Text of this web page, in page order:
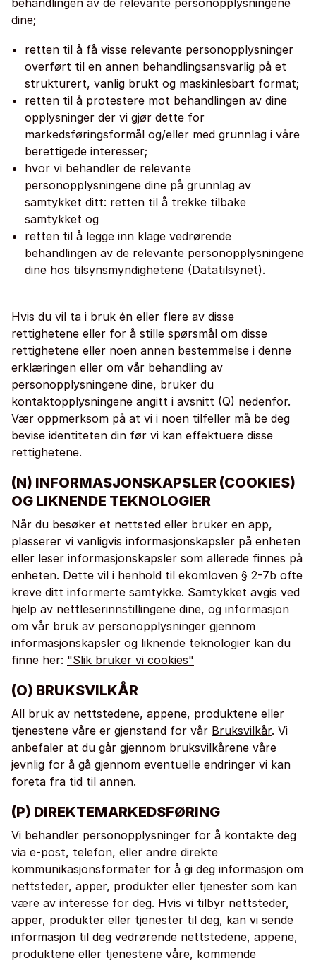
behandlingen av de relevante personopplysningene
dine;
retten til å få visse relevante personopplysninger
overført til en annen behandlingsansvarlig på et
strukturert, vanlig brukt og maskinlesbart format;
retten til å protestere mot behandlingen av dine
opplysninger der vi gjør dette for
markedsføringsformål og/eller med grunnlag i våre
berettigede interesser;
hvor vi behandler de relevante
personopplysningene dine på grunnlag av
samtykket ditt: retten til å trekke tilbake
samtykket og
retten til å legge inn klage vedrørende
behandlingen av de relevante personopplysningene
dine hos tilsynsmyndighetene (Datatilsynet).
Hvis du vil ta i bruk én eller flere av disse
rettighetene eller for å stille spørsmål om disse
rettighetene eller noen annen bestemmelse i denne
erklæringen eller om vår behandling av
personopplysningene dine, bruker du
kontaktopplysningene angitt i avsnitt (Q) nedenfor.
Vær oppmerksom på at vi i noen tilfeller må be deg
bevise identiteten din før vi kan effektuere disse
rettighetene.
(N) INFORMASJONSKAPSLER (COOKIES)
OG LIKNENDE TEKNOLOGIER
Når du besøker et nettsted eller bruker en app,
plasserer vi vanligvis informasjonskapsler på enheten
eller leser informasjonskapsler som allerede finnes på
enheten. Dette vil i henhold til ekomloven § 2-7b ofte
kreve ditt informerte samtykke. Samtykket avgis ved
hjelp av nettleserinnstillingene dine, og informasjon
om vår bruk av personopplysninger gjennom
informasjonskapsler og liknende teknologier kan du
finne her: "Slik bruker vi cookies"
(O) BRUKSVILKÅR
All bruk av nettstedene, appene, produktene eller
tjenestene våre er gjenstand for vår Bruksvilkår. Vi
anbefaler at du går gjennom bruksvilkårene våre
jevnlig for å gå gjennom eventuelle endringer vi kan
foreta fra tid til annen.
(P) DIREKTEMARKEDSFØRING
Vi behandler personopplysninger for å kontakte deg
via e-post, telefon, eller andre direkte
kommunikasjonsformater for å gi deg informasjon om
nettsteder, apper, produkter eller tjenester som kan
være av interesse for deg. Hvis vi tilbyr nettsteder,
apper, produkter eller tjenester til deg, kan vi sende
informasjon til deg vedrørende nettstedene, appene,
produktene eller tjenestene våre, kommende